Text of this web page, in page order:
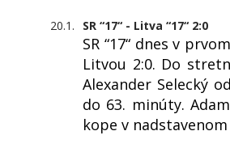
20.1. SR “17“ - Litva “17“ 2:0
SR “17“ dnes v
Litvou 2:0. Do
Alexander Selecký
do 63. minúty.
kope v